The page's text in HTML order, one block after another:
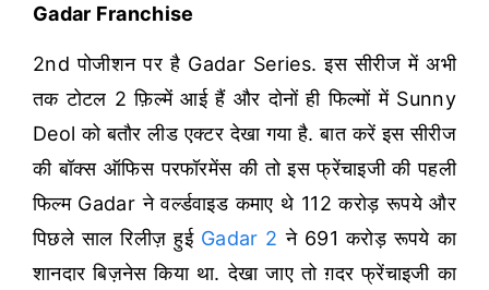
Gadar Franchise
2nd पोजीशन पर है Gadar Series. इस सीरीज में अभी
तक टोटल 2 फ़िल्में आई हैं और दोनों ही फिल्मों में Sunny
Deol को बतौर लीड एक्टर देखा गया है. बात करें इस सीरीज
की बॉक्स ऑफिस परफॉरमेंस की तो इस फ्रेंचाइजी की पहली
फिल्म Gadar ने वर्ल्डवाइड कमाए थे 112 करोड़ रूपये और
पिछले साल रिलीज़ हुई Gadar 2 ने 691 करोड़ रूपये का
शानदार बिज़नेस किया था. देखा जाए तो ग़दर फ्रेंचाइजी का